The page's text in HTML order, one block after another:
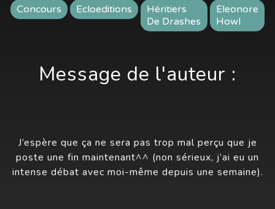
Concours Ecloeditions
Héritiers
De Drashes
Eleonore
Howl
Message de l'auteur :
J’espère que ça ne sera pas trop mal perçu que je
poste une fin maintenant^^ (non sérieux, j’ai eu un
intense débat avec moi-même depuis une semaine).